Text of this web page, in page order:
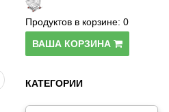
Продуктов в корзине: 0
ВАША КОРЗИНА
КАТЕГОРИИ